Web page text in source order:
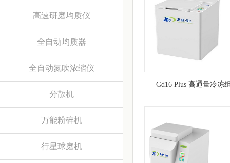
高速研磨均质仪
全自动均质器
全自动氮吹浓缩仪
分散机
万能粉碎机
行星球磨机
Gd16 Plus 高通量冷冻